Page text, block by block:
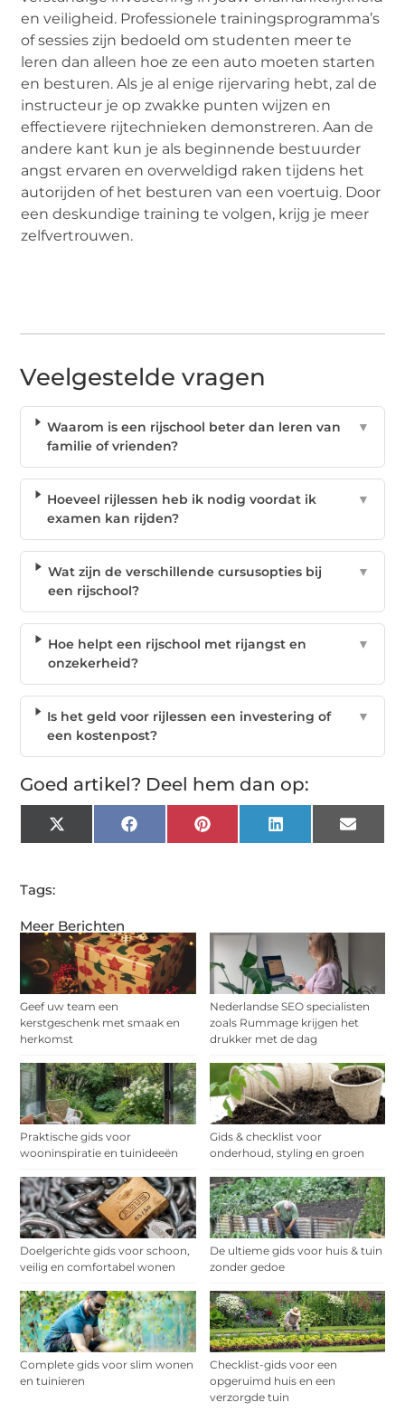
Meer Berichten
Geef uw team een
kerstgeschenk met smaak en
herkomst
Nederlandse SEO specialisten
zoals Rummage krijgen het
drukker met de dag
Praktische gids voor
wooninspiratie en tuinideeën
Gids & checklist voor
onderhoud, styling en groen
Doelgerichte gids voor schoon,
veilig en comfortabel wonen
De ultieme gids voor huis & tuin
zonder gedoe
Complete gids voor slim wonen
en tuinieren
Checklist-gids voor een
opgeruimd huis en een
verzorgde tuin
en veiligheid. Professionele trainingsprogramma’s
of sessies zijn bedoeld om studenten meer te
leren dan alleen hoe ze een auto moeten starten
en besturen. Als je al enige rijervaring hebt, zal de
instructeur je op zwakke punten wijzen en
effectievere rijtechnieken demonstreren. Aan de
andere kant kun je als beginnende bestuurder
angst ervaren en overweldigd raken tijdens het
autorijden of het besturen van een voertuig. Door
een deskundige training te volgen, krijg je meer
zelfvertrouwen.
Veelgestelde vragen
Waarom is een rijschool beter dan leren van
familie of vrienden?
▼
Hoeveel rijlessen heb ik nodig voordat ik
examen kan rijden?
▼
Wat zijn de verschillende cursusopties bij
een rijschool?
▼
Hoe helpt een rijschool met rijangst en
onzekerheid?
▼
Is het geld voor rijlessen een investering of
een kostenpost?
▼
Goed artikel? Deel hem dan op:
X
(Twitter)
Facebook Pinterest LinkedIn Email
Tags: